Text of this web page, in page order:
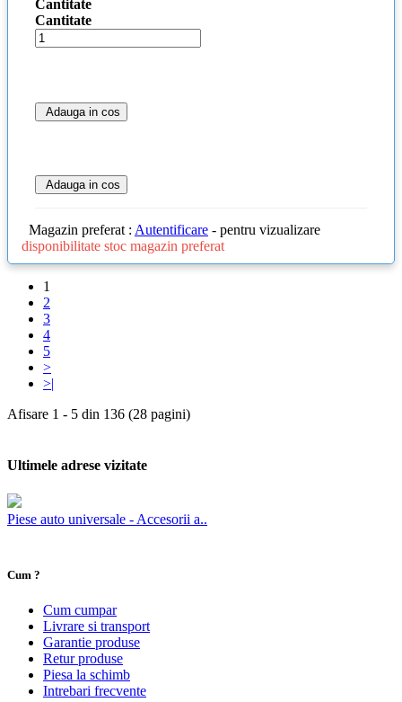
Cantitate
Cantitate
Adauga in cos
Adauga in cos
Magazin preferat : Autentificare - pentru vizualizare
disponibilitate stoc magazin preferat
1
2
3
4
5
>
>|
Afisare 1 - 5 din 136 (28 pagini)
Ultimele adrese vizitate
Piese auto universale - Accesorii a..
Cum ?
Cum cumpar
Livrare si transport
Garantie produse
Retur produse
Piesa la schimb
Intrebari frecvente